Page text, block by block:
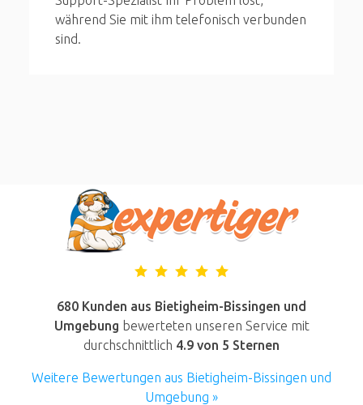
während Sie mit ihm telefonisch verbunden
sind.
680 Kunden aus Bietigheim-Bissingen und
Umgebung bewerteten unseren Service mit
durchschnittlich 4.9 von 5 Sternen
Weitere Bewertungen aus Bietigheim-Bissingen und
Umgebung »